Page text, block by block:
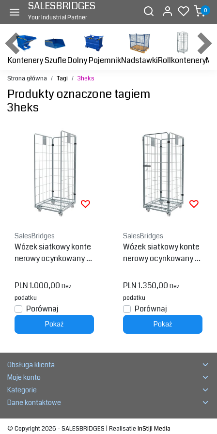
SALESBRIDGES
Your Industrial Partner
0
KontenerySzufleDolny PojemnikNadstawkiRollkontenery
Strona główna Tagi 3heks
Produkty oznaczone tagiem
3heks
SalesBridges
Wózek siatkowy konte
nerowy ocynkowany w
any wys. 1830 mm
PLN 1.000,00 Bez
podatku
Porównaj
Pokaż
SalesBridges
Wózek siatkowy konte
nerowy ocynkowany 4
s. 1830 mm
PLN 1.350,00 Bez
podatku
Porównaj
Pokaż
Obsługa klienta
Moje konto
Kategorie
Dane kontaktowe
© Copyright 2026 - SALESBRIDGES | Realisatie InStijl Media